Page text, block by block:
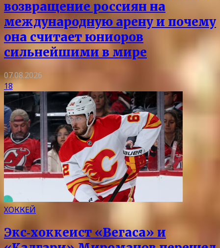
возвращение россиян на
международную арену и почему
она считает юниоров
сильнейшими в мире
07.08.2026
18
ХОККЕЙ
Экс‑хоккеист «Вегаса» и